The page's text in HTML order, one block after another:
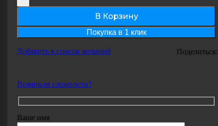
В Корзину
Покупка в 1 клик
Добавить в список желаний Поделиться:
Возникли сложности?
Ваше имя